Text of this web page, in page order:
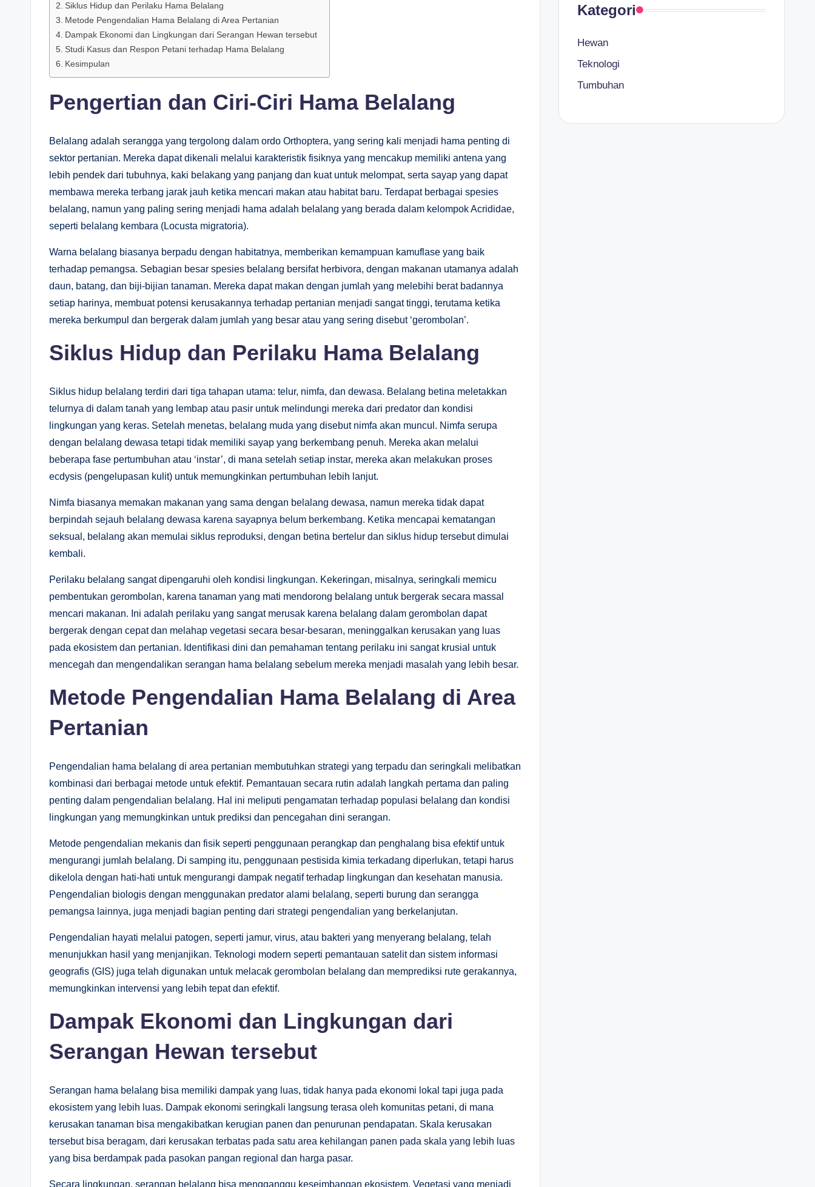
Siklus Hidup dan Perilaku Hama Belalang
Metode Pengendalian Hama Belalang di Area Pertanian
Dampak Ekonomi dan Lingkungan dari Serangan Hewan tersebut
Studi Kasus dan Respon Petani terhadap Hama Belalang
Kesimpulan
Pengertian dan Ciri-Ciri Hama Belalang
Belalang adalah serangga yang tergolong dalam ordo Orthoptera, yang sering kali menjadi hama penting di
sektor pertanian. Mereka dapat dikenali melalui karakteristik fisiknya yang mencakup memiliki antena yang
lebih pendek dari tubuhnya, kaki belakang yang panjang dan kuat untuk melompat, serta sayap yang dapat
membawa mereka terbang jarak jauh ketika mencari makan atau habitat baru. Terdapat berbagai spesies
belalang, namun yang paling sering menjadi hama adalah belalang yang berada dalam kelompok Acrididae,
seperti belalang kembara (Locusta migratoria).
Warna belalang biasanya berpadu dengan habitatnya, memberikan kemampuan kamuflase yang baik
terhadap pemangsa. Sebagian besar spesies belalang bersifat herbivora, dengan makanan utamanya adalah
daun, batang, dan biji-bijian tanaman. Mereka dapat makan dengan jumlah yang melebihi berat badannya
setiap harinya, membuat potensi kerusakannya terhadap pertanian menjadi sangat tinggi, terutama ketika
mereka berkumpul dan bergerak dalam jumlah yang besar atau yang sering disebut ‘gerombolan’.
Siklus Hidup dan Perilaku Hama Belalang
Siklus hidup belalang terdiri dari tiga tahapan utama: telur, nimfa, dan dewasa. Belalang betina meletakkan
telurnya di dalam tanah yang lembap atau pasir untuk melindungi mereka dari predator dan kondisi
lingkungan yang keras. Setelah menetas, belalang muda yang disebut nimfa akan muncul. Nimfa serupa
dengan belalang dewasa tetapi tidak memiliki sayap yang berkembang penuh. Mereka akan melalui
beberapa fase pertumbuhan atau ‘instar’, di mana setelah setiap instar, mereka akan melakukan proses
ecdysis (pengelupasan kulit) untuk memungkinkan pertumbuhan lebih lanjut.
Nimfa biasanya memakan makanan yang sama dengan belalang dewasa, namun mereka tidak dapat
berpindah sejauh belalang dewasa karena sayapnya belum berkembang. Ketika mencapai kematangan
seksual, belalang akan memulai siklus reproduksi, dengan betina bertelur dan siklus hidup tersebut dimulai
kembali.
Perilaku belalang sangat dipengaruhi oleh kondisi lingkungan. Kekeringan, misalnya, seringkali memicu
pembentukan gerombolan, karena tanaman yang mati mendorong belalang untuk bergerak secara massal
mencari makanan. Ini adalah perilaku yang sangat merusak karena belalang dalam gerombolan dapat
bergerak dengan cepat dan melahap vegetasi secara besar-besaran, meninggalkan kerusakan yang luas
pada ekosistem dan pertanian. Identifikasi dini dan pemahaman tentang perilaku ini sangat krusial untuk
mencegah dan mengendalikan serangan hama belalang sebelum mereka menjadi masalah yang lebih besar.
Metode Pengendalian Hama Belalang di Area
Pertanian
Pengendalian hama belalang di area pertanian membutuhkan strategi yang terpadu dan seringkali melibatkan
kombinasi dari berbagai metode untuk efektif. Pemantauan secara rutin adalah langkah pertama dan paling
penting dalam pengendalian belalang. Hal ini meliputi pengamatan terhadap populasi belalang dan kondisi
lingkungan yang memungkinkan untuk prediksi dan pencegahan dini serangan.
Metode pengendalian mekanis dan fisik seperti penggunaan perangkap dan penghalang bisa efektif untuk
mengurangi jumlah belalang. Di samping itu, penggunaan pestisida kimia terkadang diperlukan, tetapi harus
dikelola dengan hati-hati untuk mengurangi dampak negatif terhadap lingkungan dan kesehatan manusia.
Pengendalian biologis dengan menggunakan predator alami belalang, seperti burung dan serangga
pemangsa lainnya, juga menjadi bagian penting dari strategi pengendalian yang berkelanjutan.
Pengendalian hayati melalui patogen, seperti jamur, virus, atau bakteri yang menyerang belalang, telah
menunjukkan hasil yang menjanjikan. Teknologi modern seperti pemantauan satelit dan sistem informasi
geografis (GIS) juga telah digunakan untuk melacak gerombolan belalang dan memprediksi rute gerakannya,
memungkinkan intervensi yang lebih tepat dan efektif.
Dampak Ekonomi dan Lingkungan dari
Serangan Hewan tersebut
Serangan hama belalang bisa memiliki dampak yang luas, tidak hanya pada ekonomi lokal tapi juga pada
ekosistem yang lebih luas. Dampak ekonomi seringkali langsung terasa oleh komunitas petani, di mana
kerusakan tanaman bisa mengakibatkan kerugian panen dan penurunan pendapatan. Skala kerusakan
tersebut bisa beragam, dari kerusakan terbatas pada satu area kehilangan panen pada skala yang lebih luas
yang bisa berdampak pada pasokan pangan regional dan harga pasar.
Secara lingkungan, serangan belalang bisa mengganggu keseimbangan ekosistem. Vegetasi yang menjadi
Kategori
Hewan
Teknologi
Tumbuhan